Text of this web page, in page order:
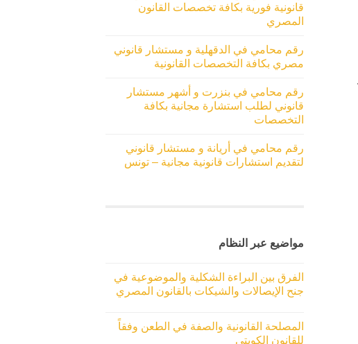
قانونية فورية بكافة تخصصات القانون
المصري
رقم محامي في الدقهلية و مستشار قانوني
مصري بكافة التخصصات القانونية
رقم محامي في بنزرت و أشهر مستشار
قانوني لطلب استشارة مجانية بكافة
التخصصات
رقم محامي في أريانة و مستشار قانوني
لتقديم استشارات قانونية مجانية – تونس
مواضيع عبر النظام
الفرق بين البراءة الشكلية والموضوعية في
جنح الإيصالات والشيكات بالقانون المصري
المصلحة القانونية والصفة في الطعن وفقاً
للقانون الكويتي